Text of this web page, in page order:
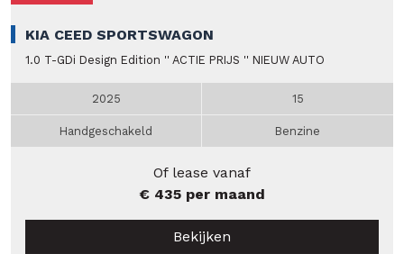
KIA CEED SPORTSWAGON
1.0 T-GDi Design Edition '' ACTIE PRIJS '' NIEUW AUTO
2025 15
Handgeschakeld Benzine
Of lease vanaf
€ 435 per maand
Bekijken